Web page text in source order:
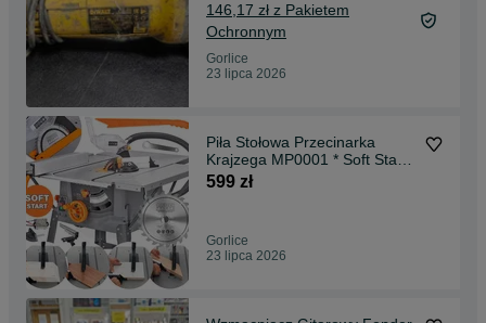
146,17 zł z Pakietem
Ochronnym
Gorlice
23 lipca 2026
Piła Stołowa Przecinarka
Krajzega MP0001 * Soft Start *
3400W * NOWA * GW24
599 zł
Gorlice
23 lipca 2026